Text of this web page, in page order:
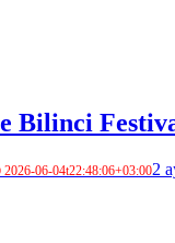
Bilinci
2